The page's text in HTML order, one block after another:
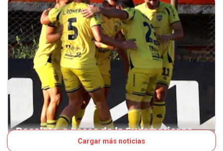
Recoleta, a pasos de la Sudamericana
Cargar más noticias